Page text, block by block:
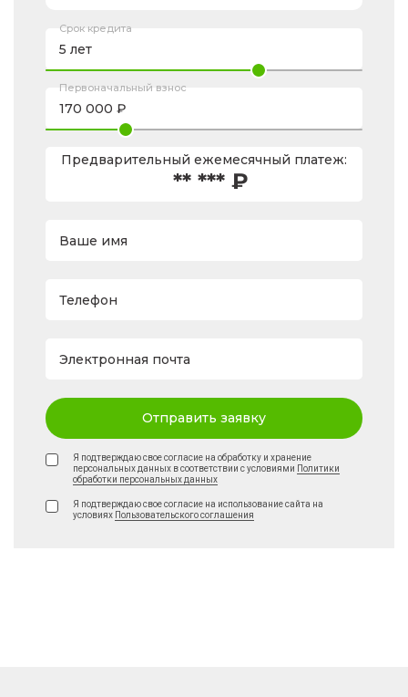
Срок кредита
Первоначальный взнос
Предварительный ежемесячный платеж:
** *** ₽
Ваше имя
Телефон
Электронная почта
Отправить заявку
Я подтверждаю свое согласие на обработку и хранение
персональных данных в соответствии с условиями Политики
обработки персональных данных
Я подтверждаю свое согласие на использование сайта на
условиях Пользовательского соглашения